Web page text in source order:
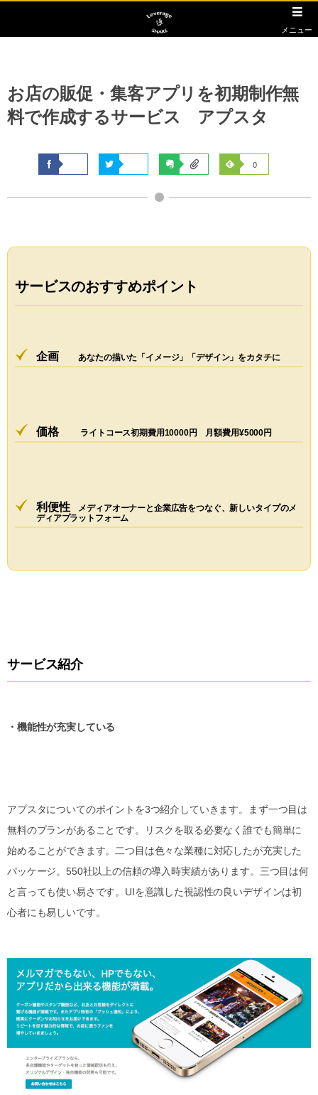
お店の販促・集客アプリを初期制作無
料で作成するサービス アプスタ
0
サービスのおすすめポイント
企画 あなたの描いた「イメージ」「デザイン」をカタチに
価格 ライトコース初期費用10000円 月額費用¥5000円
利便性メディアオーナーと企業広告をつなぐ、新しいタイプのメ
ディアプラットフォーム
サービス紹介
・機能性が充実している
アプスタについてのポイントを3つ紹介していきます。まず一つ目は
無料のプランがあることです。リスクを取る必要なく誰でも簡単に
始めることができます。二つ目は色々な業種に対応したが充実した
パッケージ。550社以上の信頼の導入時実績があります。三つ目は何
と言っても使い易さです。UIを意識した視認性の良いデザインは初
心者にも易しいです。
メニュー